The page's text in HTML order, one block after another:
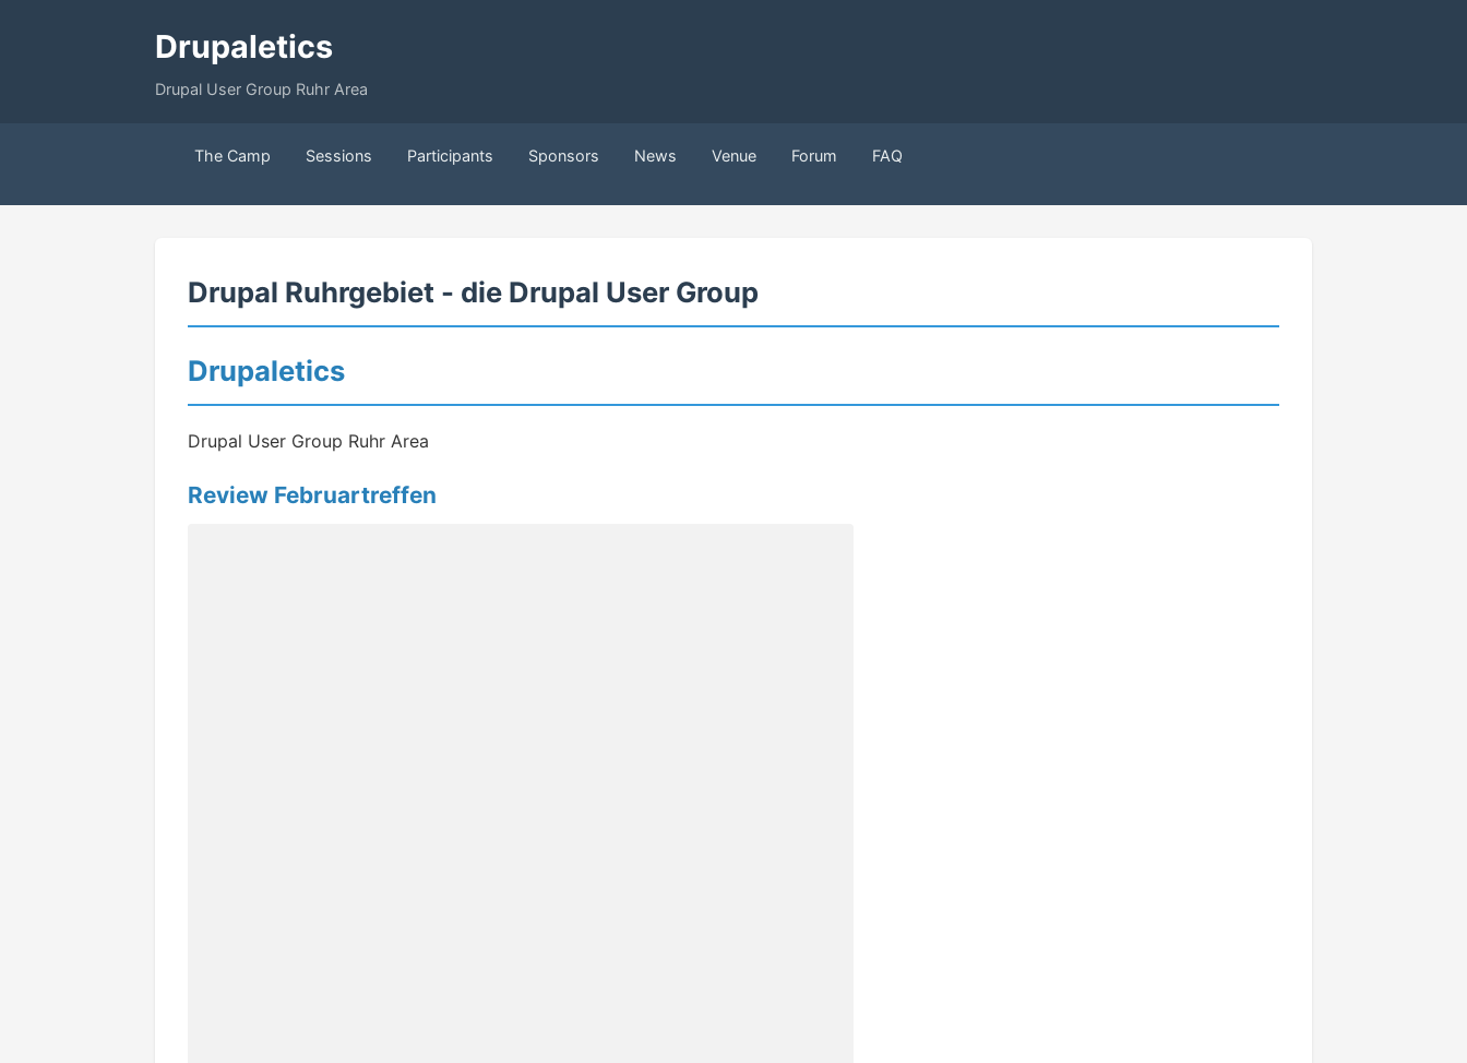
Drupaletics
Drupal User Group Ruhr Area
The Camp Sessions Participants Sponsors News Venue Forum FAQ
Drupal Ruhrgebiet - die Drupal User Group
Drupaletics
Drupal User Group Ruhr Area
Review Februartreffen